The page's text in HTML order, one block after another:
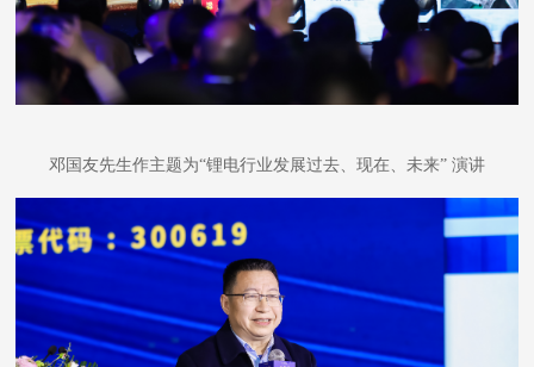
邓国友先生作主题为“锂电行业发展过去、现在、未来” 演讲